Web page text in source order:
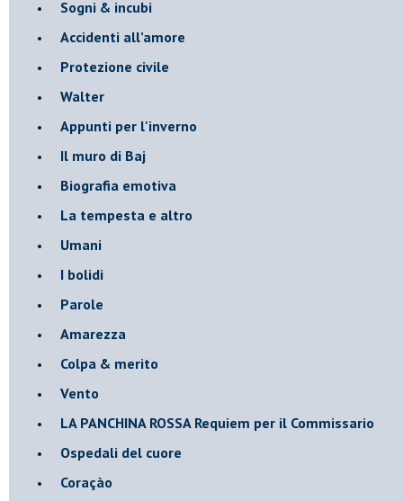
Sogni & incubi
Accidenti all’amore
Protezione civile
Walter
Appunti per l'inverno
Il muro di Baj
Biografia emotiva
La tempesta e altro
Umani
I bolidi
Parole
Amarezza
Colpa & merito
Vento
​LA PANCHINA ROSSA Requiem per il Commissario
Ospedali del cuore
Coraçào